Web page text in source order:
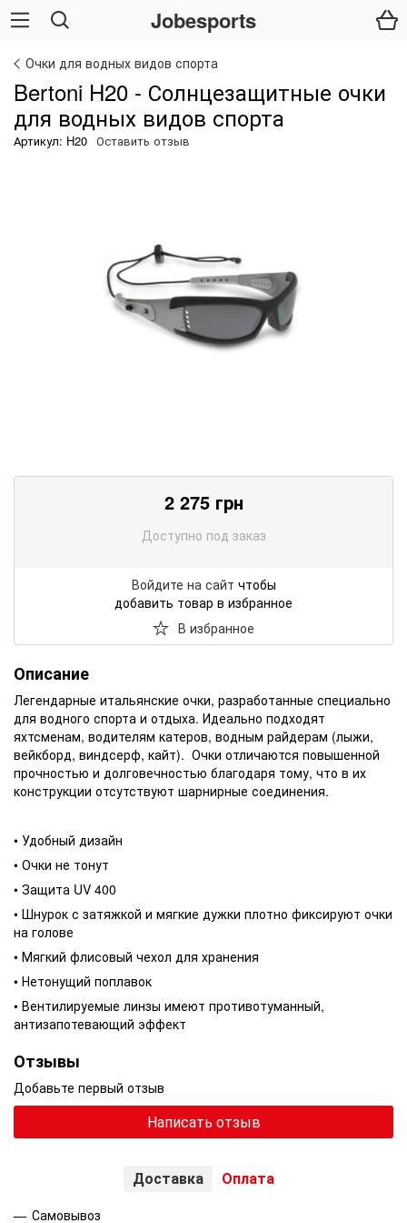
Очки для водных видов спорта
Bertoni H20 - Солнцезащитные очки
для водных видов спорта
Артикул: H20 Оставить отзыв
2 275грн
Доступно под заказ
Войдите на сайт чтобы
добавить товар в избранное
В избранное
Описание
Легендарные итальянские очки, разработанные специально
для водного спорта и отдыха. Идеально подходят
яхтсменам, водителям катеров, водным райдерам (лыжи,
вейкборд, виндсерф, кайт). Очки отличаются повышенной
прочностью и долговечностью благодаря тому, что в их
конструкции отсутствуют шарнирные соединения.
• Удобный дизайн
• Очки не тонут
• Защита UV 400
• Шнурок с затяжкой и мягкие дужки плотно фиксируют очки
на голове
• Мягкий флисовый чехол для хранения
• Нетонущий поплавок
• Вентилируемые линзы имеют противотуманный,
антизапотевающий эффект
Отзывы
Добавьте первый отзыв
Написать отзыв
Доставка Оплата
Самовывоз
Jobesports